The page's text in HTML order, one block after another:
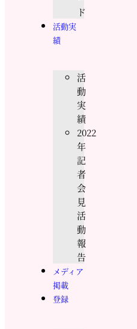
ド
活動実
績
活
動
実
績
2022
年
記
者
会
見
活
動
報
告
メディア
掲載
登録